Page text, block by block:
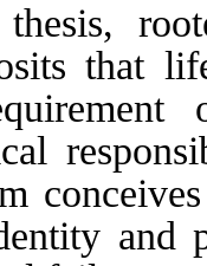
that
and